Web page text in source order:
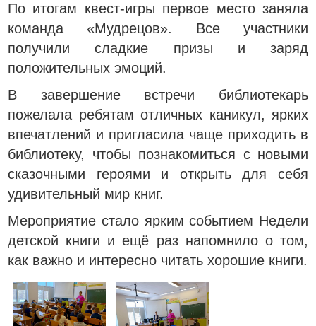
По итогам квест-игры первое место заняла
команда «Мудрецов». Все участники
получили сладкие призы и заряд
положительных эмоций.
В завершение встречи библиотекарь
пожелала ребятам отличных каникул, ярких
впечатлений и пригласила чаще приходить в
библиотеку, чтобы познакомиться с новыми
сказочными героями и открыть для себя
удивительный мир книг.
Мероприятие стало ярким событием Недели
детской книги и ещё раз напомнило о том,
как важно и интересно читать хорошие книги.